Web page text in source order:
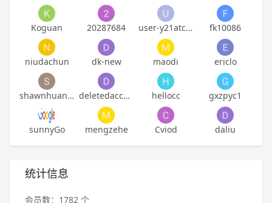
Koguan 20287684 user-y21atckpbaddn7 fk10086
niudachun dk-new maodi ericlo
shawnhuangyh deletedaccount hellocc gxzpyc1
sunnyGo mengzehe Cviod daliu
统计信息
会员数：1782 个